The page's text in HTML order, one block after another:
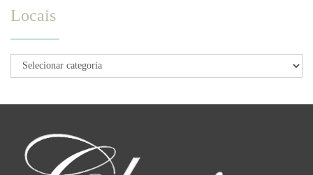
Locais